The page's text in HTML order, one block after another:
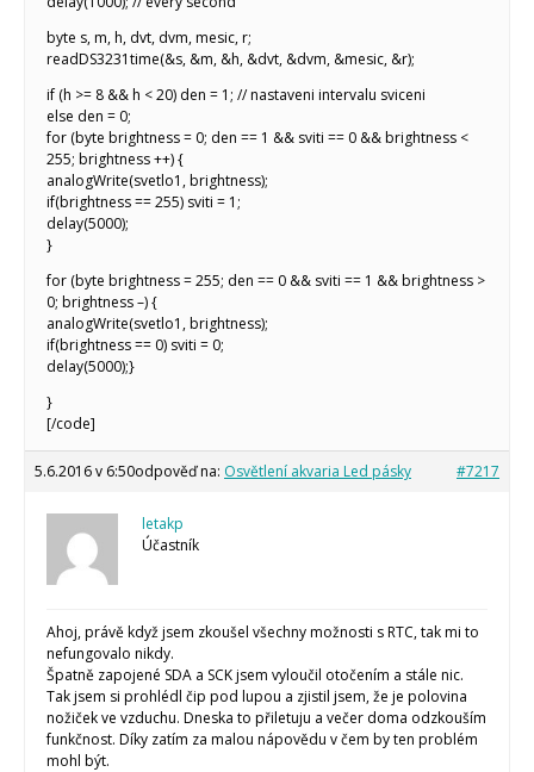
byte s, m, h, dvt, dvm, mesic, r;
readDS3231time(&s, &m, &h, &dvt, &dvm, &mesic, &r);
if (h >= 8 && h < 20) den = 1; // nastaveni intervalu sviceni
else den = 0;
for (byte brightness = 0; den == 1 && sviti == 0 && brightness <
255; brightness ++) {
analogWrite(svetlo1, brightness);
if(brightness == 255) sviti = 1;
delay(5000);
}
for (byte brightness = 255; den == 0 && sviti == 1 && brightness >
0; brightness –) {
analogWrite(svetlo1, brightness);
if(brightness == 0) sviti = 0;
delay(5000);}
}
[/code]
5.6.2016 v 6:50odpověď na: Osvětlení akvaria Led pásky #7217
letakp
Účastník
Ahoj, právě když jsem zkoušel všechny možnosti s RTC, tak mi to
nefungovalo nikdy.
Špatně zapojené SDA a SCK jsem vyloučil otočením a stále nic.
Tak jsem si prohlédl čip pod lupou a zjistil jsem, že je polovina
nožiček ve vzduchu. Dneska to přiletuju a večer doma odzkouším
funkčnost. Díky zatím za malou nápovědu v čem by ten problém
mohl být.